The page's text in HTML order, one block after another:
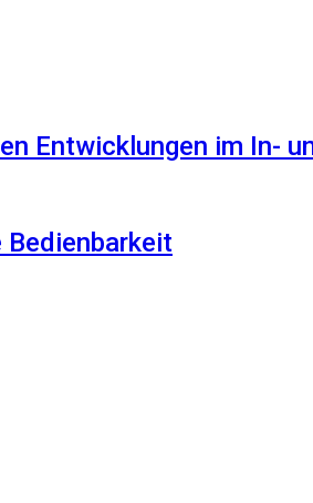
Entwicklungen im In-